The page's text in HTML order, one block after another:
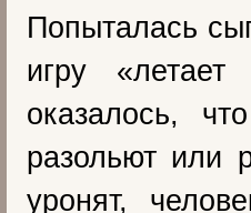
Попыталась
игру
оказалось,
разольют или
уронят,